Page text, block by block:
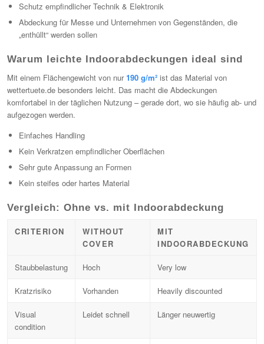
Schutz empfindlicher Technik & Elektronik
Abdeckung für Messe und Unternehmen von Gegenständen, die
„enthüllt“ werden sollen
Warum leichte Indoorabdeckungen ideal sind
Mit einem Flächengewicht von nur190 g/m² ist das Material von
wettertuete.de besonders leicht. Das macht die Abdeckungen
komfortabel in der täglichen Nutzung – gerade dort, wo sie häufig ab- und
aufgezogen werden.
Einfaches Handling
Kein Verkratzen empfindlicher Oberflächen
Sehr gute Anpassung an Formen
Kein steifes oder hartes Material
Vergleich: Ohne vs. mit Indoorabdeckung
CRITERION
WITHOUT
COVER
MIT
INDOORABDECKUNG
Staubbelastung Hoch Very low
Kratzrisiko Vorhanden Heavily discounted
Visual
condition
Leidet schnell Länger neuwertig